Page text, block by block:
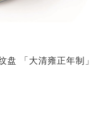
盘 「大清雍正年制」